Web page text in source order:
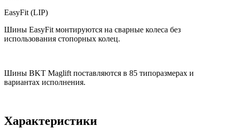
EasyFit (LIP)
Шины EasyFit монтируются на сварные колеса без
использования стопорных колец.
Шины BKT Maglift поставляются в 85 типоразмерах и
вариантах исполнения.
Характеристики